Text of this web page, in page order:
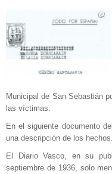
Municipal de San Sebastián
las víctimas.
En el siguiente documento
una descripción de los hechos.
El Diario Vasco, en su
septiembre de 1936, solo